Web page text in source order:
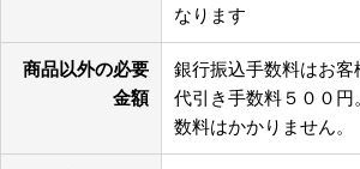
なります
商品以外の必要
金額
銀行振込手数料はお客
代引き手数料５００
数料はかかりません。